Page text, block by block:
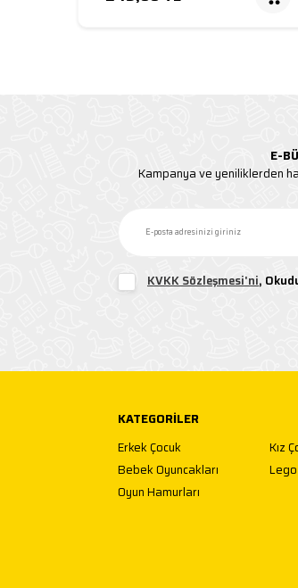
E-
Kampanya ve yeniliklerden
KVKK Sözleşmesi'ni,
KATEGORILER
Erkek Çocuk
Kız
Bebek Oyuncakları
Lego
Oyun Hamurları